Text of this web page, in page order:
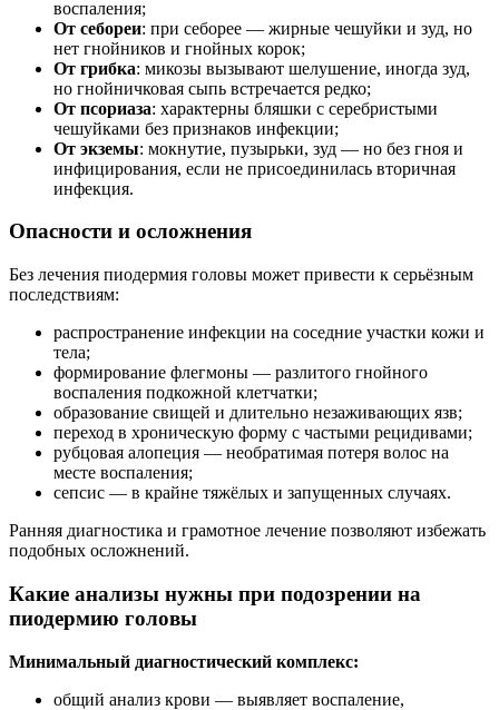
воспаления;
От себореи: при себорее — жирные чешуйки и зуд, но
нет гнойников и гнойных корок;
От грибка: микозы вызывают шелушение, иногда зуд,
но гнойничковая сыпь встречается редко;
От псориаза: характерны бляшки с серебристыми
чешуйками без признаков инфекции;
От экземы: мокнутие, пузырьки, зуд — но без гноя и
инфицирования, если не присоединилась вторичная
инфекция.
Опасности и осложнения
Без лечения пиодермия головы может привести к серьёзным
последствиям:
распространение инфекции на соседние участки кожи и
тела;
формирование флегмоны — разлитого гнойного
воспаления подкожной клетчатки;
образование свищей и длительно незаживающих язв;
переход в хроническую форму с частыми рецидивами;
рубцовая алопеция — необратимая потеря волос на
месте воспаления;
сепсис — в крайне тяжёлых и запущенных случаях.
Ранняя диагностика и грамотное лечение позволяют избежать
подобных осложнений.
Какие анализы нужны при подозрении на
пиодермию головы
Минимальный диагностический комплекс:
общий анализ крови — выявляет воспаление,